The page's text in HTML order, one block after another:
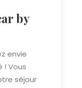
by
envie
! Vous
séjour